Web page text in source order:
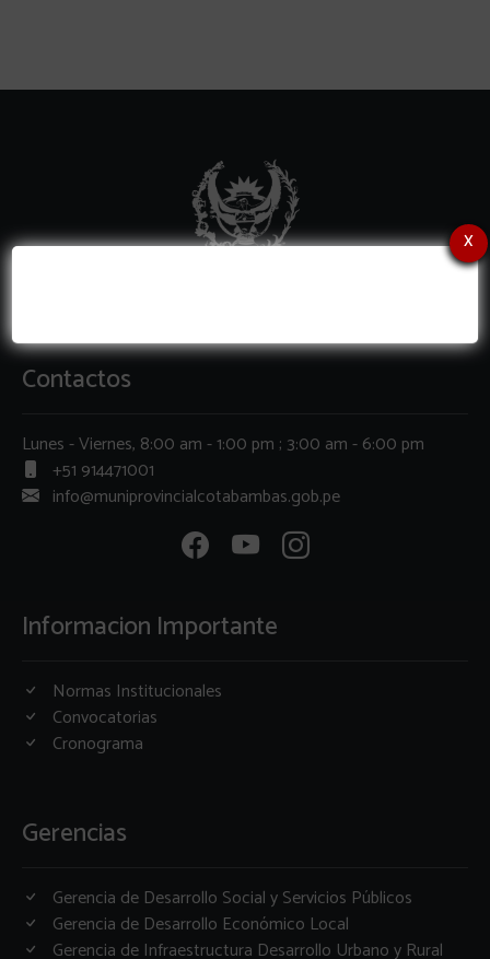
x
Contactos
Lunes - Viernes, 8:00 am - 1:00 pm ; 3:00 am - 6:00 pm
+51 914471001
info@muniprovincialcotabambas.gob.pe
Informacion Importante
Normas Institucionales
Convocatorias
Cronograma
Gerencias
Gerencia de Desarrollo Social y Servicios Públicos
Gerencia de Desarrollo Económico Local
Gerencia de Infraestructura Desarrollo Urbano y Rural